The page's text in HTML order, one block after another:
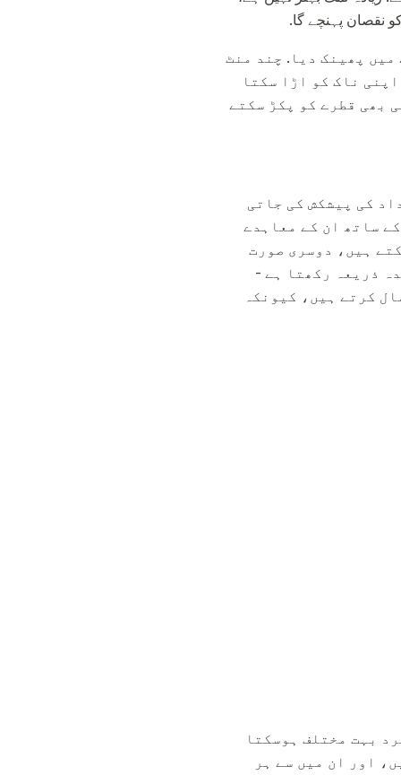
ناک راستے میں پھینک دیا. چند منٹ
ناک کو اڑا سکتا
بھی قطرے کو پکڑ سکتے
کی پیشکش کی جاتی
ساتھ ان کے معاہدے
ہیں، دوسری صورت
ذریعہ رکھتا ہے -
کرتے ہیں، کیونکہ
بہت مختلف ہوسکتا
اور ان میں سے ہر